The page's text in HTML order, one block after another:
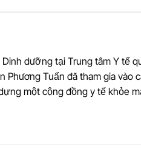
dưỡng tại Trung tâm Y tế
Tuấn đã tham gia vào
một cộng đồng y tế khỏe